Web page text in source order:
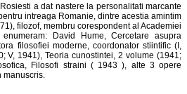
a dat nastere la personalitati marcante
intreaga Romanie, dintre acestia amintim
filozof, membru corespondent al Academiei
David Hume, Cercetare asupra
filosofiei moderne, coordonator stiintific (I,
V, 1941), Teoria cunostintei, 2 volume (1941;
Filosofi straini ( 1943 ), alte 3 opere